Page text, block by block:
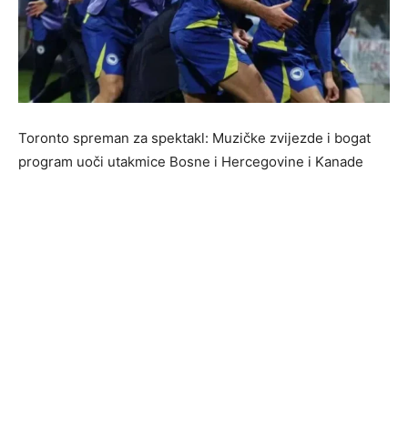
Toronto spreman za spektakl: Muzičke zvijezde i bogat
program uoči utakmice Bosne i Hercegovine i Kanade